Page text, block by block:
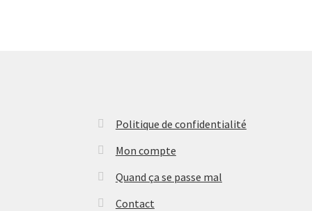
Politique de confidentialité
Mon compte
Quand ça se passe mal
Contact